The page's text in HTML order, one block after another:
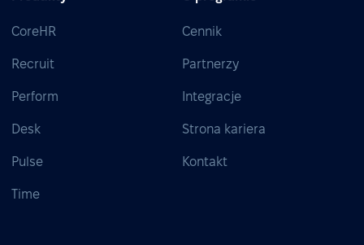
CoreHR
Recruit
Perform
Desk
Pulse
Time
Cennik
Partnerzy
Integracje
Strona kariera
Kontakt